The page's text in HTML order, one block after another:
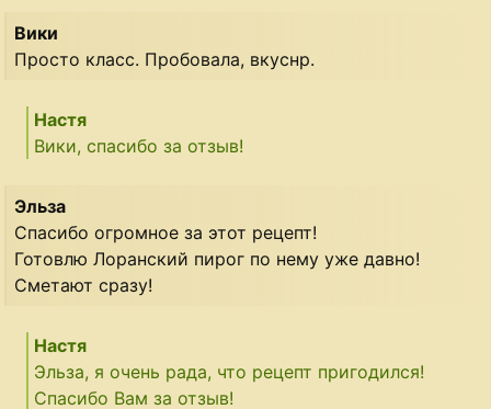
Вики
Просто класс. Пробовала, вкуснр.
Настя
Вики, спасибо за отзыв!
Эльза
Спасибо огромное за этот рецепт!
Готовлю Лоранский пирог по нему уже давно!
Сметают сразу!
Настя
Эльза, я очень рада, что рецепт пригодился!
Спасибо Вам за отзыв!